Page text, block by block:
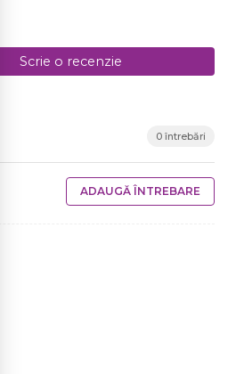
Scrie o recenzie
0 întrebări
ADAUGĂ ÎNTREBARE